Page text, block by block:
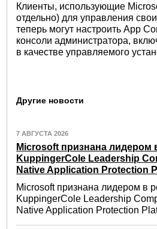
Клиенты, использующие
отдельно) для управления
теперь могут настроить App
консоли администратора,
в качестве управляемого
Другие новости
7 АВГУСТА 2026
Microsoft признана лидером
KuppingerCole Leadership
Native Application Protection
Microsoft признана лидером в
KuppingerCole Leadership
Native Application Protection